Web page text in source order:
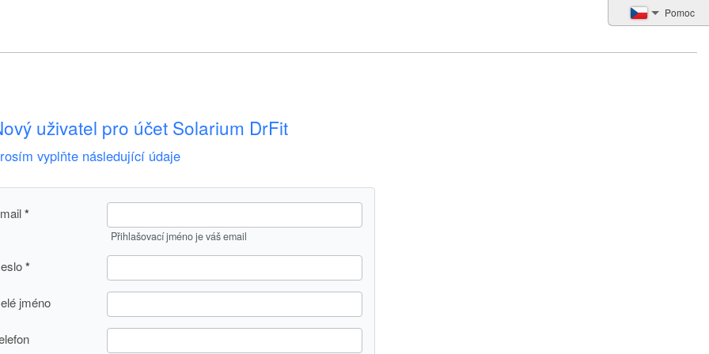
Pomoc
uživatel pro účet Solarium DrFit
vyplňte následující údaje
Přihlašovací jméno je váš email
jméno